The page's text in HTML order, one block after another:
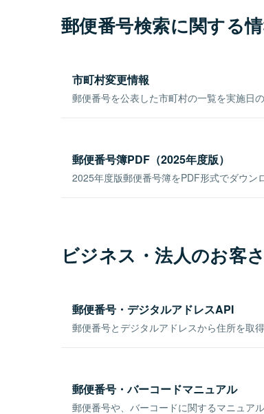
郵便番号検索に関する
市町村変更情報
郵便番号を公表した市町村の一覧を実施日
郵便番号簿PDF（2025年度版）
2025年度版郵便番号簿をPDF形式でダウン
ビジネス・法人のお客
郵便番号・デジタルアドレスAPI
郵便番号とデジタルアドレスから住所を取
郵便番号・バーコードマニュアル
郵便番号や、バーコードに関するマニュア